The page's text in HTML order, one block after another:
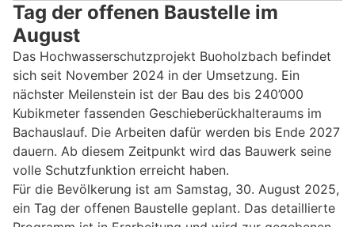
Tag der offenen Baustelle im
August
Das Hochwasserschutzprojekt Buoholzbach befindet
sich seit November 2024 in der Umsetzung. Ein
nächster Meilenstein ist der Bau des bis 240’000
Kubikmeter fassenden Geschieberückhalteraums im
Bachauslauf. Die Arbeiten dafür werden bis Ende 2027
dauern. Ab diesem Zeitpunkt wird das Bauwerk seine
volle Schutzfunktion erreicht haben.
Für die Bevölkerung ist am Samstag, 30. August 2025,
ein Tag der offenen Baustelle geplant. Das detaillierte